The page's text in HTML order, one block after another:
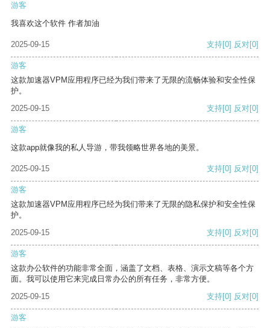
游客
我喜欢这个软件 作者加油
2025-09-15 支持[0] 反对[0]
游客
这款加速器VPM应用程序已经为我们带来了无限的流畅体验和安全性保
护。
2025-09-15
支持[0] 反对[0]
游客
这款app就像我的私人导游，带我领略世界各地的美景。
2025-09-15 支持[0] 反对[0]
游客
这款加速器VPM应用程序已经为我们带来了无限的隐私保护和安全性保
护。
2025-09-15
支持[0] 反对[0]
游客
这款办公软件的功能非常全面，涵盖了文档、表格、演示文稿等各个方
面。我可以使用它来完成日常办公的所有任务，非常方便。
2025-09-15
支持[0] 反对[0]
游客